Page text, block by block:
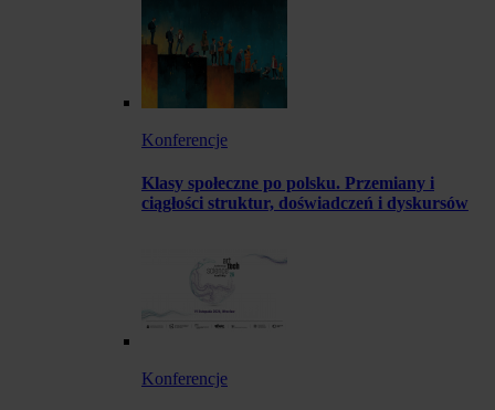
Konferencje
Klasy społeczne po polsku. Przemiany i
ciągłości struktur, doświadczeń i dyskursów
Konferencje